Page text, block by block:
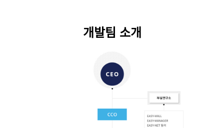
개발팀 소개